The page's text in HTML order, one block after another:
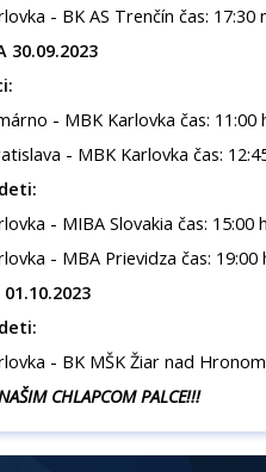
- BK AS Trenčín čas:
30.09.2023
- MBK Karlovka čas:
- MBK Karlovka čas:
- MIBA Slovakia čas:
- MBA Prievidza čas:
01.10.2023
- BK MŠK Žiar nad
CHLAPCOM PALCE!!!